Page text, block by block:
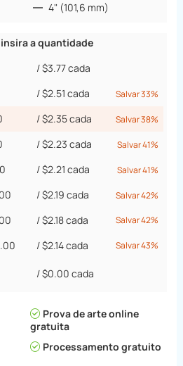
4" (101,6 mm)
a quantidade
/$3.77cada
/$2.51cada Salvar 33%
/$2.35cada Salvar 38%
/$2.23cada Salvar 41%
/$2.21cada Salvar 41%
/$2.19cada Salvar 42%
/$2.18cada Salvar 42%
/$2.14cada Salvar 43%
/$0.00cada
Prova de arte online
gratuita
Processamento gratuito